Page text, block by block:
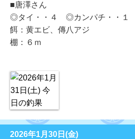
■唐澤さん
◎タイ・・４ ◎カンパチ・・１
餌：黄エビ、傳八アジ
棚：６ｍ
2026年1月30日(金)